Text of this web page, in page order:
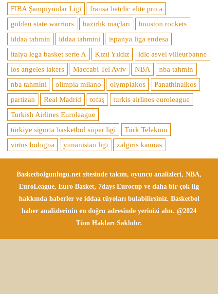
FIBA Şampiyonlar Ligi
fransa betclic elite pro a
golden state warriors
hazırlık maçları
houston rockets
iddaa tahmin
iddaa tahmini
ispanya liga endesa
italya lega basket serie A
Kızıl Yıldız
ldlc asvel villeurbanne
los angeles lakers
Maccabi Tel Aviv NBA
nba tahmin
nba tahmini
olimpia milano olympiakos
Panathinaikos
partizan
Real Madrid tofaş
turkis airlines euroleague
Turkish Airlines Euroleague
türkiye sigorta basketbol süper ligi
Türk Telekom
virtus bologna
yunanistan ligi zalgiris kaunas
Basketbolgunlugu.net sitesinde takım, oyuncu analizleri, NBA,
EuroLeague, Euro Basket, 7days Eurocup ve daha bir çok lig
hakkında haberler ve iddaa tüyoları bulabilirsiniz. Basketbol
haber analizlerinin en doğru adresinde yerinizi alın. @2024
Tüm Hakları Saklıdır.